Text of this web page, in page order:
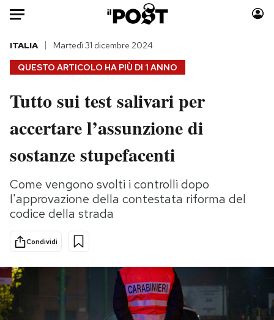
Auto
HOME
Italia
Politica
Tecnologia
Scienza
Cultura
Sport
Moda
Consumismi
Storie/Idee
Media
PODCAST
QUESTO ARTICOLO HA PIÙ DI 1 ANNO
ITALIA Martedì 31 dicembre 2024
Tutto sui test salivari per
accertare l’assunzione di
sostanze stupefacenti
Come vengono svolti i controlli dopo
l'approvazione della contestata riforma del
codice della strada
Condividi